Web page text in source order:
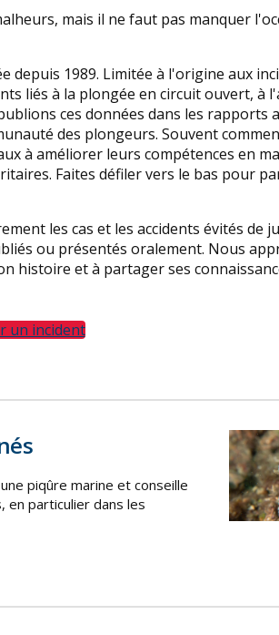
mais il ne faut pas manquer
depuis 1989. Limitée à l'origine aux
liés à la plongée en circuit ouvert, à
ces données dans les rapports
des plongeurs. Souvent
à améliorer leurs compétences en
Faites défiler vers le bas pour
les cas et les accidents évités de
ou présentés oralement. Nous
histoire et à partager ses
un incident
piqûre marine et conseille
particulier dans les